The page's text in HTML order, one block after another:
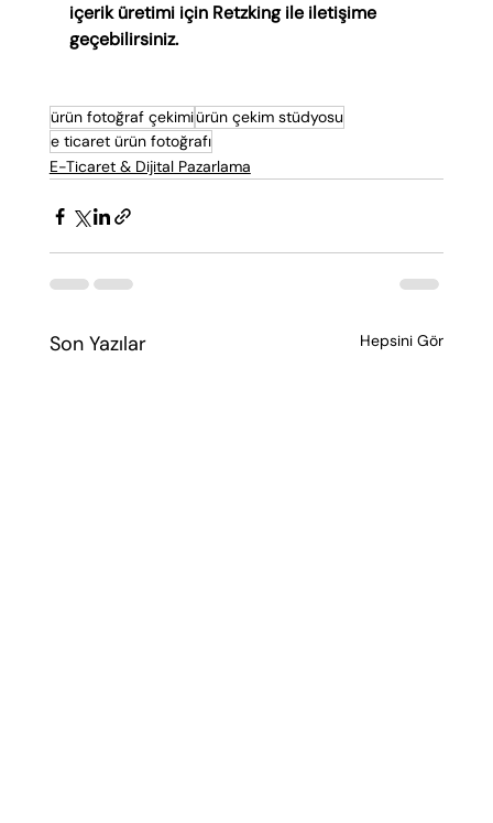
içerik üretimi için Retzking ile iletişime
geçebilirsiniz.
ürün fotoğraf çekimiürün çekim stüdyosu
e ticaret ürün fotoğrafı
E-Ticaret & Dijital Pazarlama
Son Yazılar Hepsini Gör